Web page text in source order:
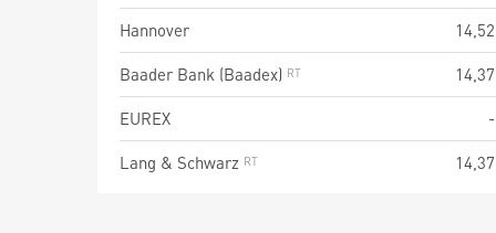
Hannover
14,52
Baader Bank (Baadex)
14,37
EUREX
-
Lang & Schwarz
14,37